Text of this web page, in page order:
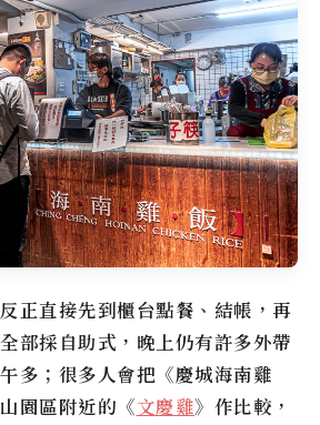
正直接先到櫃台點餐、結帳，再
部採自助式，晚上仍有許多外帶
多；很多人會把 《慶城海南雞
園區附近的《文慶雞》作比較，